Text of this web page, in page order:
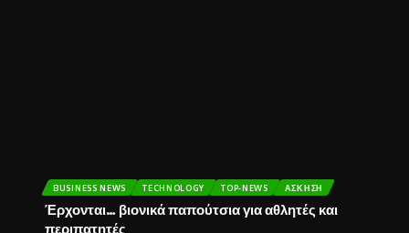
BUSINESS NEWS TECHNOLOGY TOP-NEWS ΆΣΚΗΣΗ
Έρχονται… βιονικά παπούτσια για αθλητές και
περιπατητές